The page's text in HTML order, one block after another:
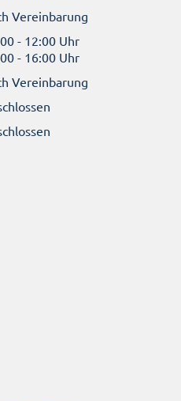
Vereinbarung
- 12:00 Uhr
- 16:00 Uhr
Vereinbarung